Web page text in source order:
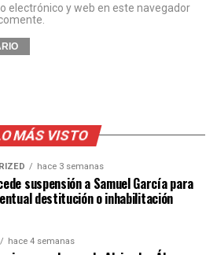
electrónico y web en este navegador
MÁS VISTO
hace 3 semanas
suspensión a Samuel García para
destitución o inhabilitación
hace 4 semanas